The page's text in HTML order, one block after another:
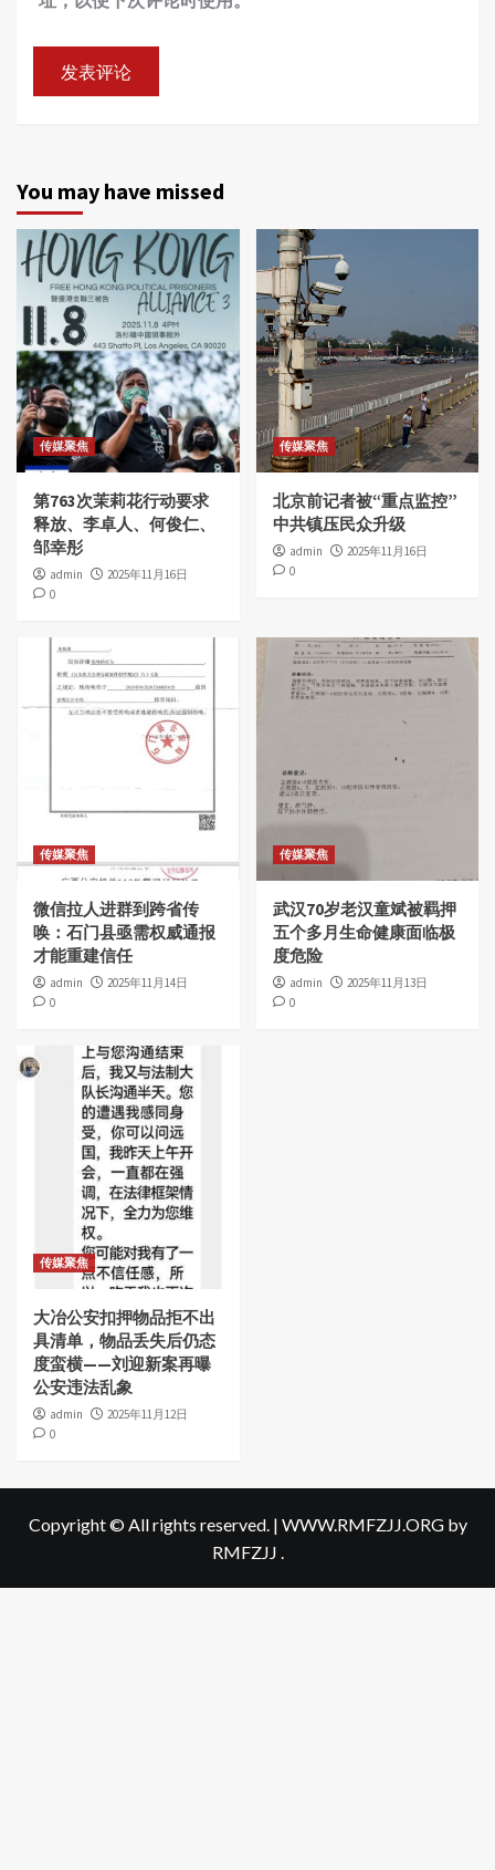
You may have missed
传媒聚焦
第763次茉莉花行动要求
释放、李卓人、何俊仁、
邹幸彤
admin
2025年11月16日
0
传媒聚焦
北京前记者被“重点监控”
中共镇压民众升级
admin
2025年11月16日
0
传媒聚焦
微信拉人进群到跨省传
唤：石门县亟需权威通报
才能重建信任
admin
2025年11月14日
0
传媒聚焦
武汉70岁老汉童斌被羁押
五个多月生命健康面临极
度危险
admin
2025年11月13日
0
传媒聚焦
大冶公安扣押物品拒不出
具清单，物品丢失后仍态
度蛮横——刘迎新案再曝
公安违法乱象
admin
2025年11月12日
0
Copyright © All rights reserved. | WWW.RMFZJJ.ORGby
RMFZJJ .